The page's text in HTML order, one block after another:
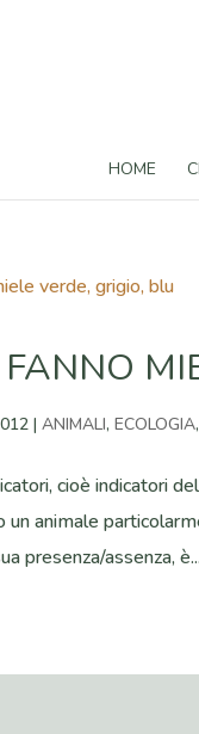
HOME
|ANIMALI,ECOLOGIA
cioè indicatori
un animale
presenza/assenza, è...